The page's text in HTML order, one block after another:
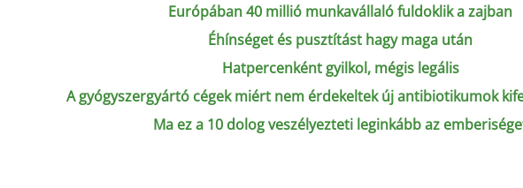
Európában 40 millió munkavállaló fuldoklik a zajban
Éhínséget és pusztítást hagy maga után
Hatpercenként gyilkol, mégis legális
A gyógyszergyártó cégek miért nem érdekeltek új antibiotikumok
Ma ez a 10 dolog veszélyezteti leginkább az